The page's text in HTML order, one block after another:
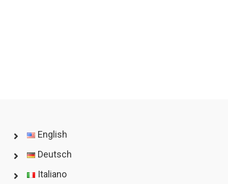
English
Deutsch
Italiano